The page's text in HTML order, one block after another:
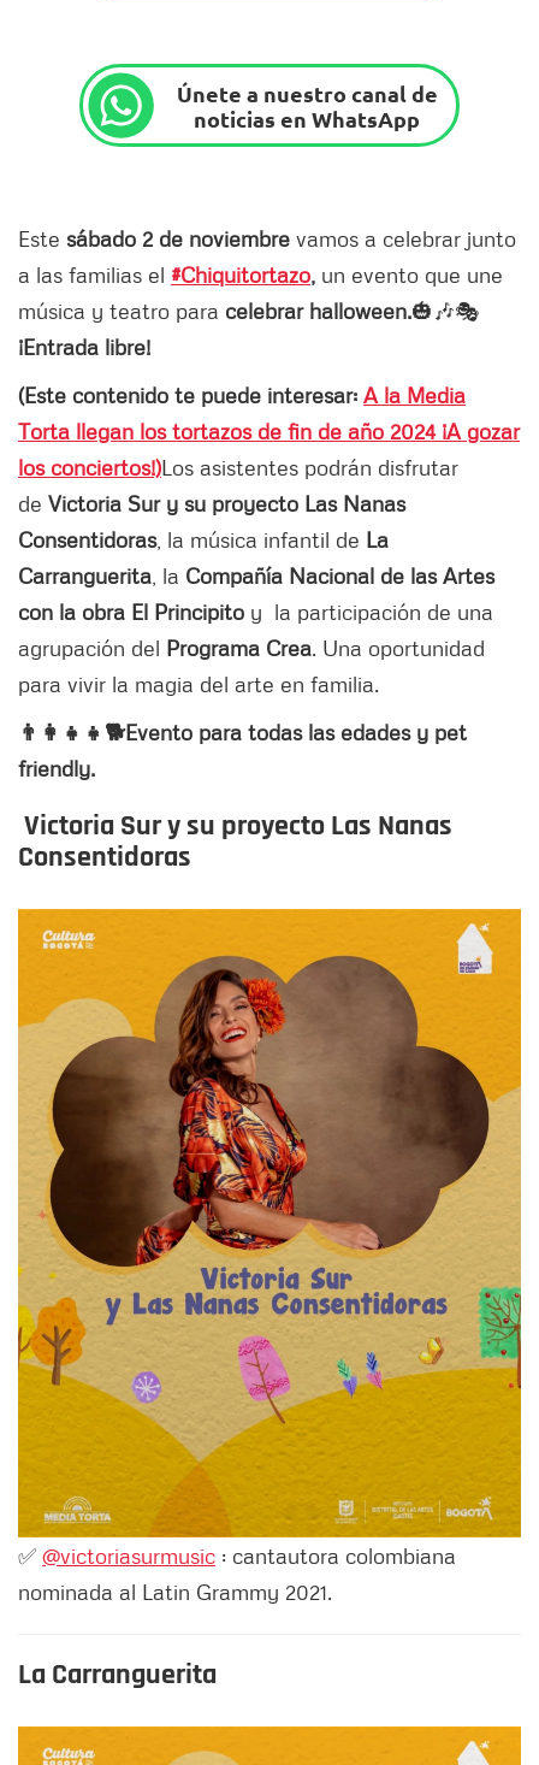
Únete a nuestro canal de
noticias en WhatsApp
Este sábado 2 de noviembre vamos a celebrar junto
a las familias el #Chiquitortazo, un evento que une
música y teatro para celebrar halloween.🎃🎶🎭
¡Entrada libre!
(Este contenido te puede interesar: A la Media
Torta llegan los tortazos de fin de año 2024 ¡A gozar
los conciertos!)Los asistentes podrán disfrutar
de Victoria Sur y su proyecto Las Nanas
Consentidoras, la música infantil de La
Carranguerita , la Compañía Nacional de las Artes
con la obra El Principito y la participación de una
agrupación del Programa Crea. Una oportunidad
para vivir la magia del arte en familia.
👨‍👩‍👧‍👧🐕Evento para todas las edades y pet
friendly.
Victoria Sur y su proyecto Las Nanas
Consentidoras
✅ @victoriasurmusic : cantautora colombiana
nominada al Latin Grammy 2021.
La Carranguerita